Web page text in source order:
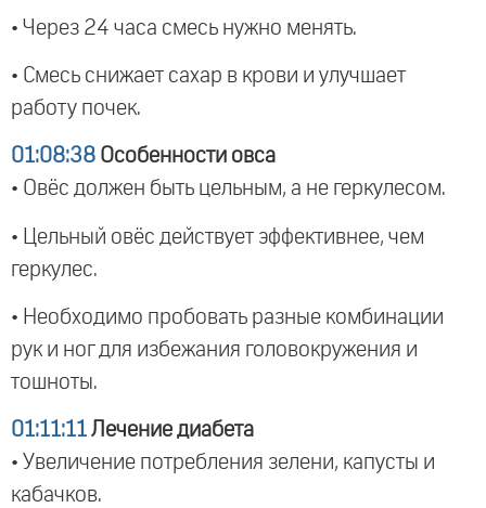
• Через 24 часа смесь нужно менять.
• Смесь снижает сахар в крови и улучшает
работу почек.
01:08:38 Особенности овса
• Овёс должен быть цельным, а не геркулесом.
• Цельный овёс действует эффективнее, чем
геркулес.
• Необходимо пробовать разные комбинации
рук и ног для избежания головокружения и
тошноты.
01:11:11 Лечение диабета
• Увеличение потребления зелени, капусты и
кабачков.